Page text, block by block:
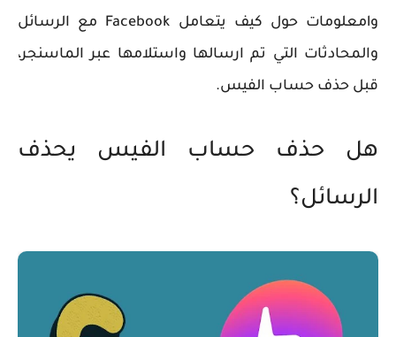
وlمعلومات حول كيف يتعامل Facebook مع الرسائل
والمحادثات التي تم ارسالها واستلامها عبر الماسنجر،
قبل حذف حساب الفيس.
هل حذف حساب الفيس يحذف
الرسائل؟